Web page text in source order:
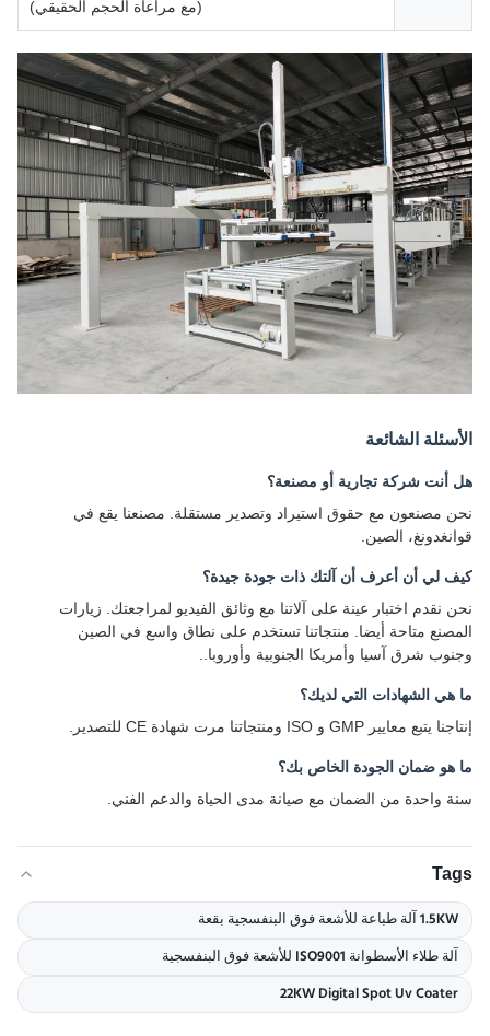
(مع مراعاة الحجم الحقيقي)
الأسئلة الشائعة
هل أنت شركة تجارية أو مصنعة؟
نحن مصنعون مع حقوق استيراد وتصدير مستقلة. مصنعنا يقع في
قوانغدونغ، الصين.
كيف لي أن أعرف أن آلتك ذات جودة جيدة؟
نحن نقدم اختبار عينة على آلاتنا مع وثائق الفيديو لمراجعتك. زيارات
المصنع متاحة أيضا. منتجاتنا تستخدم على نطاق واسع في الصين
وجنوب شرق آسيا وأمريكا الجنوبية وأوروبا..
ما هي الشهادات التي لديك؟
إنتاجنا يتبع معايير GMP و ISO ومنتجاتنا مرت شهادة CE للتصدير.
ما هو ضمان الجودة الخاص بك؟
سنة واحدة من الضمان مع صيانة مدى الحياة والدعم الفني.
Tags
1.5KW آلة طباعة للأشعة فوق البنفسجية بقعة
آلة طلاء الأسطوانة ISO9001 للأشعة فوق البنفسجية
22KW Digital Spot Uv Coater